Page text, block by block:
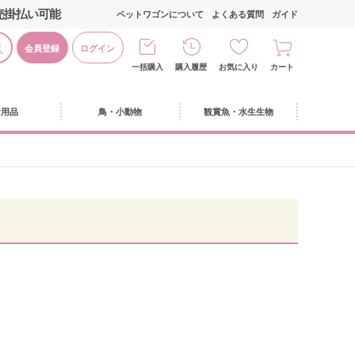
掛払い可能
会員登録 ログイン
ペットワゴンについて よくある質問 ガイド
一括購入 購入履歴 お気に入り カート
品 鳥・小動物 観賞魚・水生生物